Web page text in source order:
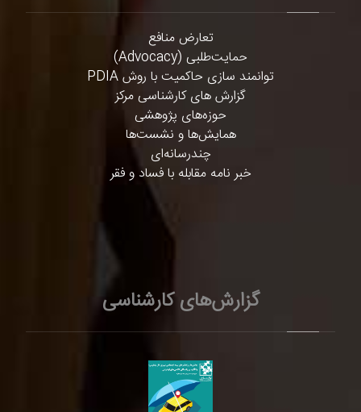
تعارض منافع
حمایت‌طلبی (Advocacy)
توانمند سازی حاکمیت با روش PDIA
گزارش های کارشناسی مرکز
حوزه‌های پژوهشی
همایش‌ها و نشست‌ها
چندرسانه‌ای
خبر نامه مقابله با فساد و فقر
گزارش‌های کارشناسی